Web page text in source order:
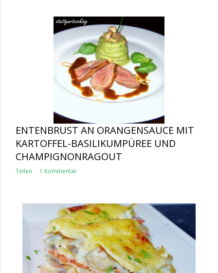
ENTENBRUST AN ORANGENSAUCE MIT
KARTOFFEL-BASILIKUMPÜREE UND
CHAMPIGNONRAGOUT
Teilen 1 Kommentar